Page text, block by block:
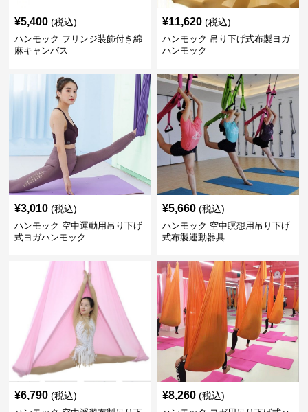
¥5,400 (税込)
ハンモック フリンジ装飾付き綿
麻キャンバス
¥11,620 (税込)
ハンモック 吊り下げ式布製ヨガ
ハンモック
¥3,010 (税込)
ハンモック 空中運動用吊り下げ
式ヨガハンモック
¥5,660 (税込)
ハンモック 空中瞑想用吊り下げ
式布製運動器具
¥6,790 (税込) ¥8,260 (税込)